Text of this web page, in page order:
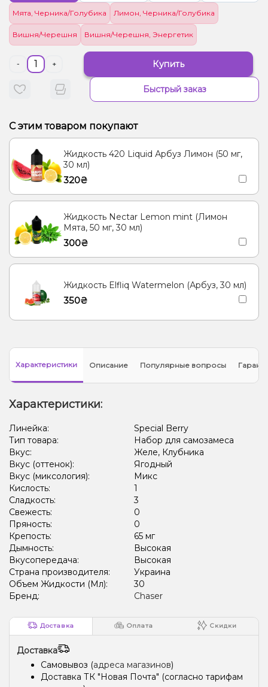
Мята, Черника/Голубика Лимон, Черника/Голубика
Вишня/Черешня Вишня/Черешня, Энергетик
- + Купить
Быстрый заказ
С этим товаром покупают
Жидкость 420 Liquid Арбуз Лимон (50 мг,
30 мл)
320₴
Жидкость Nectar Lemon mint (Лимон
Мята, 50 мг, 30 мл)
300₴
Жидкость Elfliq Watermelon (Арбуз, 30 мл)
350₴
Характеристики Описание Популярные вопросы
Характеристики:
Линейка:
Special Berry
Тип товара:
Набор для самозамеса
Вкус:
Желе, Клубника
Вкус (оттенок):
Ягодный
Вкус (миксология):
Микс
Кислость:
1
Сладкость:
3
Свежесть:
0
Пряность:
0
Крепость:
65 мг
Дымность:
Высокая
Вкусопередача:
Высокая
Страна производителя:
Украина
Объем Жидкости (Мл):
30
Бренд:
Chaser
Доставка Оплата Скидки
Доставка
Самовывоз (адреса магазинов)
Доставка ТК "Новая Почта" (согласно тарифам